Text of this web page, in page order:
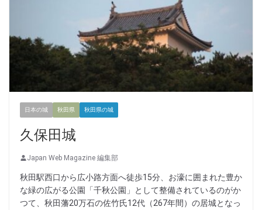
日本の城 秋田県 秋田県の城
久保田城
Japan Web Magazine 編集部
秋田駅西口から広小路方面へ徒歩15分、お濠に囲まれた豊か
な緑の広がる公園「千秋公園」として整備されているのがか
つて、秋田藩20万石の佐竹氏12代（267年間）の居城となっ